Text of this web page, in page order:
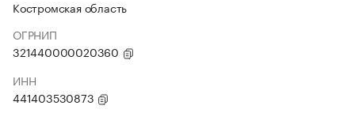
Костромская область
ОГРНИП
321440000020360
ИНН
441403530873